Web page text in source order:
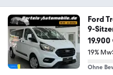
Ford
9-
19.900
19%
Ohne